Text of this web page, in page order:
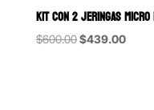
KIT CON 2 JERINGAS MICRO
$600.00Original
$439.00